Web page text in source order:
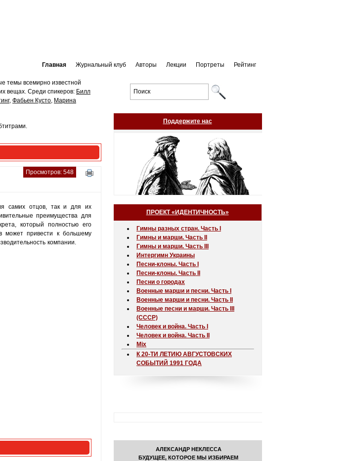
Главная Журнальный клуб Авторы Лекции Портреты Рейтинг
темы всемирно известной
вещах. Среди спикеров: Билл
, Фабьен Кусто, Марина
Просмотров: 548
самих отцов, так и для их
преимущества для
который полностью его
может привести к большему
компании.
Поддержите нас
ПРОЕКТ «ИДЕНТИЧНОСТЬ»
Гимны разных стран. Часть I
Гимны и марши. Часть II
Гимны и марши. Часть III
Интергимн Украины
Песни-клоны. Часть I
Песни-клоны. Часть II
Песни о городах
Военные марши и песни. Часть I
Военные марши и песни. Часть II
Военные песни и марши. Часть III
(СССР)
Человек и война. Часть I
Человек и война. Часть II
Mix
К 20-ТИ ЛЕТИЮ АВГУСТОВСКИХ
СОБЫТИЙ 1991 ГОДА
АЛЕКСАНДР НЕКЛЕССА
БУДУЩЕЕ, КОТОРОЕ МЫ ИЗБИРАЕМ